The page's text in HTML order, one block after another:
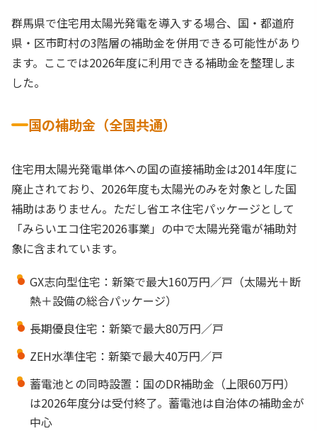
群馬県で住宅用太陽光発電を導入する場合、国・都道府
県・区市町村の3階層の補助金を併用できる可能性があり
ます。ここでは2026年度に利用できる補助金を整理しま
した。
国の補助金（全国共通）
住宅用太陽光発電単体への国の直接補助金は2014年度に
廃止されており、2026年度も太陽光のみを対象とした国
補助はありません。ただし省エネ住宅パッケージとして
「みらいエコ住宅2026事業」の中で太陽光発電が補助対
象に含まれています。
GX志向型住宅：新築で最大160万円／戸（太陽光＋断
熱＋設備の総合パッケージ）
長期優良住宅：新築で最大80万円／戸
ZEH水準住宅：新築で最大40万円／戸
蓄電池との同時設置：国のDR補助金（上限60万円）
は2026年度分は受付終了。蓄電池は自治体の補助金が
中心